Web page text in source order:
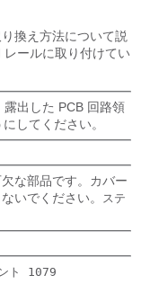
換え方法について説
ールに取り付けてい
出した PCB 回路領
してください。
な部品です。カバー
いでください。 ステ
ト 1079